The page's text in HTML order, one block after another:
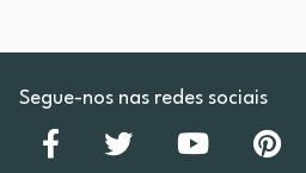
Segue-nos nas redes sociais